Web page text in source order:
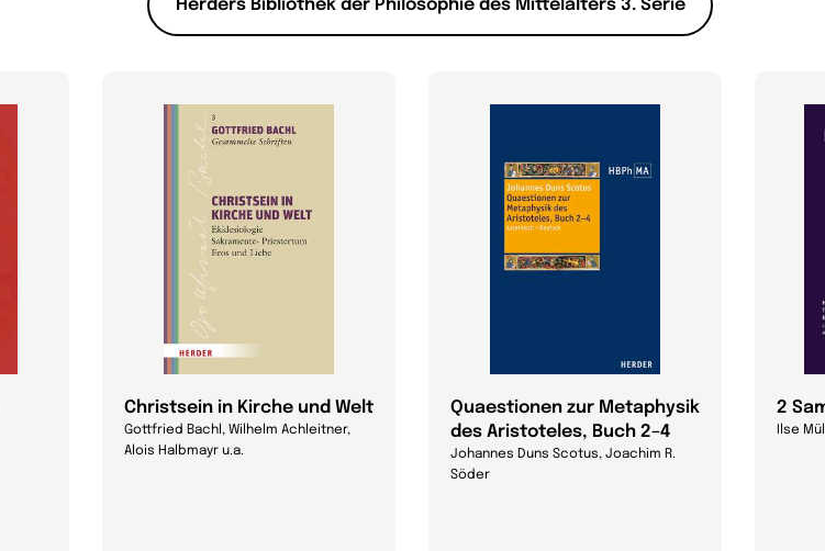
Herders Bibliothek der Philosophie des Mittelalters 3. Serie
Christsein in Kirche und Welt
Gottfried Bachl, Wilhelm Achleitner,
Alois Halbmayr u.a.
Quaestionen zur Metaphysik
des Aristoteles, Buch 2–4
Johannes Duns Scotus, Joachim R.
Söder
2
Ilse